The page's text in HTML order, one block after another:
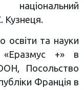
національний
Кузнеця.
освіти та науки
«Еразмус +» в
Посольство
Франція в